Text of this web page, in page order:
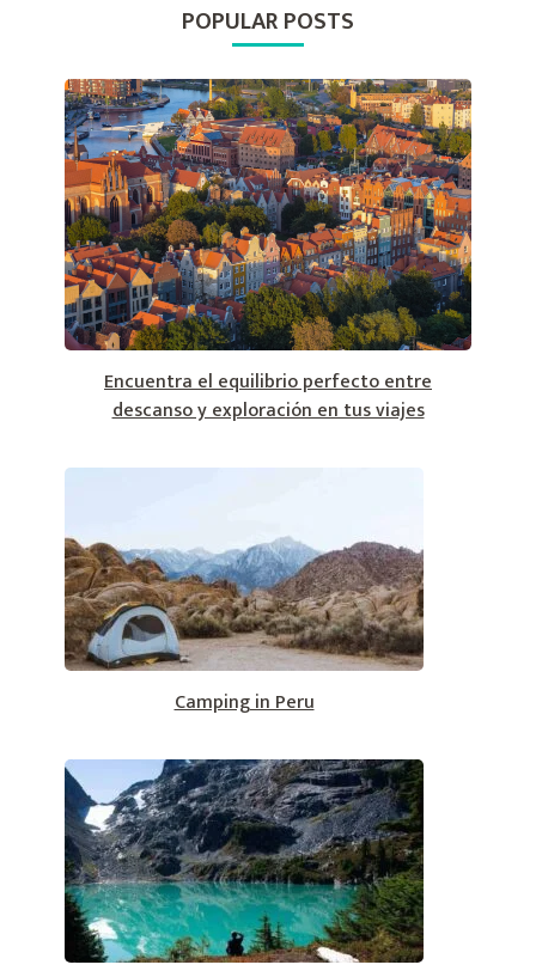
POPULAR POSTS
Encuentra el equilibrio perfecto entre
descanso y exploración en tus viajes
Camping in Peru